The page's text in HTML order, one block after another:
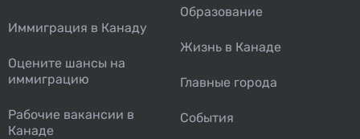
Иммиграция в Канаду
Оцените шансы на
иммиграцию
Рабочие вакансии в
Канаде
Образование
Жизнь в Канаде
Главные города
События